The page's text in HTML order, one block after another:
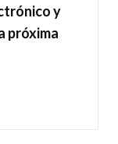
y
próxima